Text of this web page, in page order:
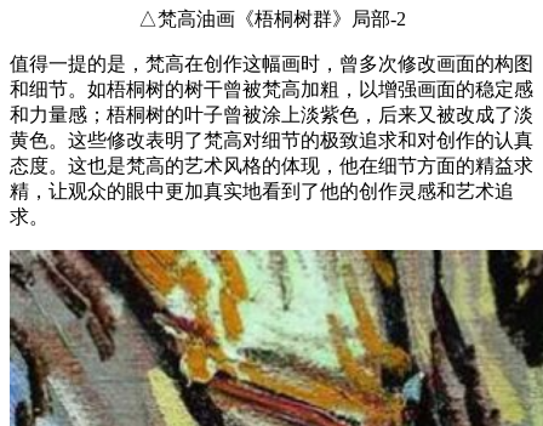
△梵高油画《梧桐树群》局部-2
值得一提的是，梵高在创作这幅画时，曾多次修改画面的构图
和细节。如梧桐树的树干曾被梵高加粗，以增强画面的稳定感
和力量感；梧桐树的叶子曾被涂上淡紫色，后来又被改成了淡
黄色。这些修改表明了梵高对细节的极致追求和对创作的认真
态度。这也是梵高的艺术风格的体现，他在细节方面的精益求
精，让观众的眼中更加真实地看到了他的创作灵感和艺术追
求。